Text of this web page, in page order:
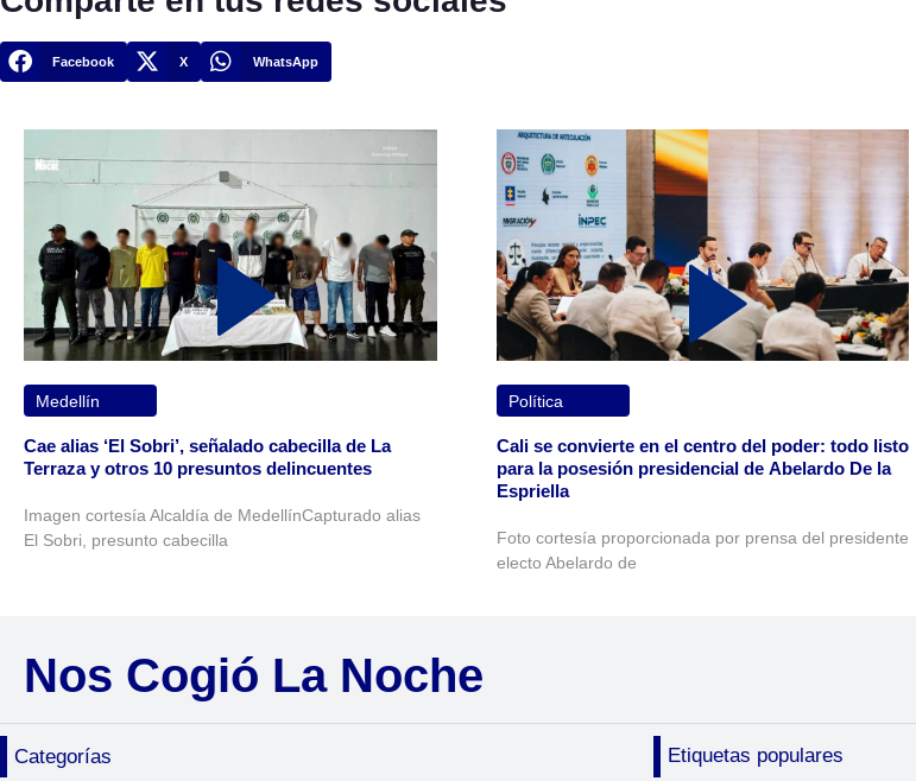
Facebook X WhatsApp
Medellín
Cae alias ‘El Sobri’, señalado cabecilla de La
Terraza y otros 10 presuntos delincuentes
Imagen cortesía Alcaldía de MedellínCapturado alias
El Sobri, presunto cabecilla
Política
Cali se convierte en el centro del poder: todo listo
para la posesión presidencial de Abelardo De la
Espriella
Foto cortesía proporcionada por prensa del presidente
electo Abelardo de
Nos Cogió La Noche
Categorías Etiquetas populares